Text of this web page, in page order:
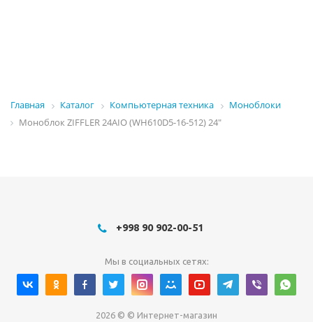
Главная Каталог Компьютерная техника
Моноблоки
Моноблок ZIFFLER 24AIO (WH610D5-16-512) 24"
+998 90 902-00-51
Мы в социальных сетях:
2026 © © Интернет-магазин